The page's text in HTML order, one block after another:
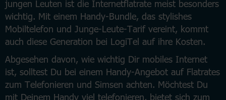
jungen Leuten ist die Internetflatrate meist besonders
wichtig. Mit einem Handy-Bundle, das stylishes
Mobiltelefon und Junge-Leute-Tarif vereint, kommt
auch diese Generation bei LogiTel auf ihre Kosten.
Abgesehen davon, wie wichtig Dir mobiles Internet
ist, solltest Du bei einem Handy-Angebot auf Flatrates
zum Telefonieren und Simsen achten. Möchtest Du
mit Deinem Handy viel telefonieren, bietet sich zum